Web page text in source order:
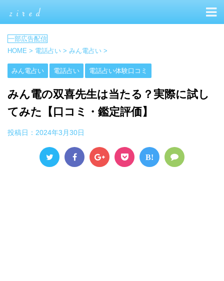
HOME > 電話占い > みん電占い >
みん電占い 電話占い 電話占い体験口コミ
みん電の双喜先生は当たる？実際に試し
てみた【口コミ・鑑定評価】
投稿日： 2024年3月30日
B!